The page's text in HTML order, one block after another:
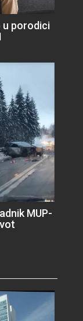
u porodici
MUP-